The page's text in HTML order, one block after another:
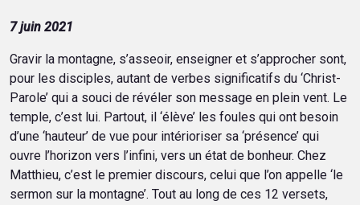
7 juin 2021
Gravir la montagne, s’asseoir, enseigner et s’approcher sont,
pour les disciples, autant de verbes significatifs du ‘Christ-
Parole’ qui a souci de révéler son message en plein vent. Le
temple, c’est lui. Partout, il ‘élève’ les foules qui ont besoin
d’une ‘hauteur’ de vue pour intérioriser sa ‘présence’ qui
ouvre l’horizon vers l’infini, vers un état de bonheur. Chez
Matthieu, c’est le premier discours, celui que l’on appelle ‘le
sermon sur la montagne’. Tout au long de ces 12 versets,